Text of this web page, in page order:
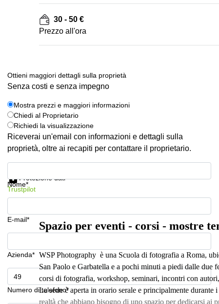
30 - 50 €
Prezzo all'ora
Ottieni maggiori dettagli sulla proprietà
Senza costi e senza impegno
Mostra prezzi e maggiori informazioni
Chiedi al Proprietario
Richiedi la visualizzazione
Riceverai un'email con informazioni e dettagli sulla
proprietà, oltre ai recapiti per contattare il proprietario.
Nome*
E-mail*
Azienda*
Numero di telefono*
Protezione dati
Trustpilot
Spazio per eventi - corsi - mostre
WSP Photography è una Scuola di fotografia a Roma,
San Paolo e Garbatella e a pochi minuti a piedi dalle due
corsi di fotografia, workshop, seminari, incontri con
La sede è aperta in orario serale e principalmente
realtà che abbiano bisogno di uno spazio per dedicarsi ai